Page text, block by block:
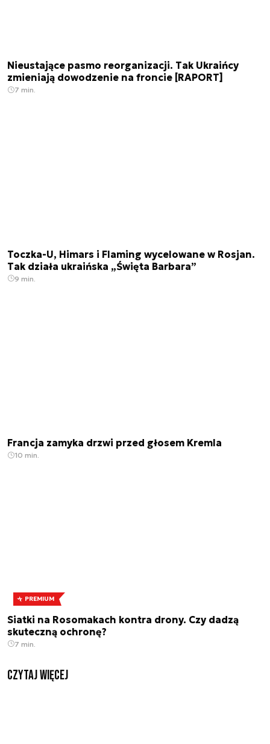
Nieustające pasmo reorganizacji. Tak Ukraińcy
zmieniają dowodzenie na froncie [RAPORT]
7 min.
Toczka-U, Himars i Flaming wycelowane w Rosjan.
Tak działa ukraińska „Święta Barbara”
9 min.
Francja zamyka drzwi przed głosem Kremla
10 min.
PREMIUM
Siatki na Rosomakach kontra drony. Czy dadzą
skuteczną ochronę?
7 min.
czytaj więcej